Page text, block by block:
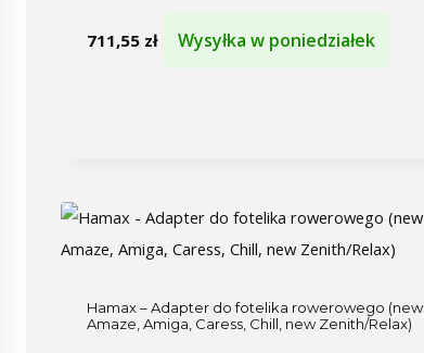
711,55 zł Wysyłka w poniedziałek
Hamax – Adapter do fotelika rowerowego (new
Amaze, Amiga, Caress, Chill, new Zenith/Relax)